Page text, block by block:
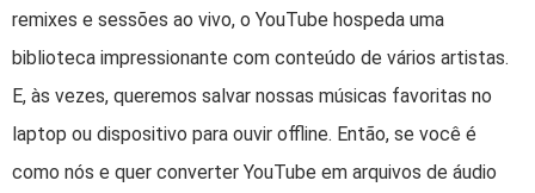
remixes e sessões ao vivo, o YouTube hospeda uma
biblioteca impressionante com conteúdo de vários artistas.
E, às vezes, queremos salvar nossas músicas favoritas no
laptop ou dispositivo para ouvir offline. Então, se você é
como nós e quer converter YouTube em arquivos de áudio